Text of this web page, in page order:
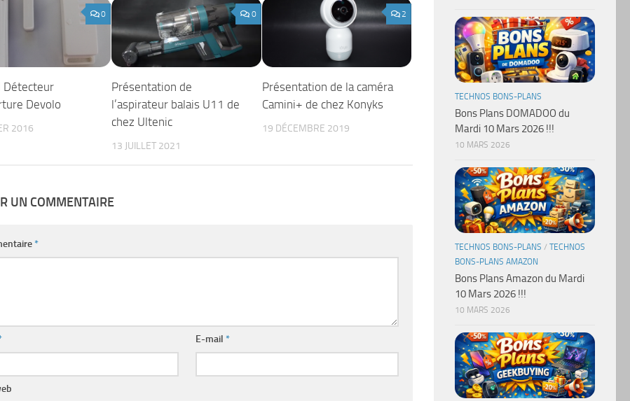
0
Détecteur
Devolo
2016
0
Présentation de
l’aspirateur balais U11 de
chez Ultenic
13 JUILLET 2021
2
Présentation de la caméra
Camini+ de chez Konyks
19 DÉCEMBRE 2019
UN COMMENTAIRE
*
E-mail*
TECHNOS BONS-PLANS
Bons Plans DOMADOO du
Mardi 10 Mars 2026 !!!
10 MARS 2026
TECHNOS BONS-PLANS / TECHNOS
BONS-PLANS AMAZON
Bons Plans Amazon du Mardi
10 Mars 2026 !!!
10 MARS 2026